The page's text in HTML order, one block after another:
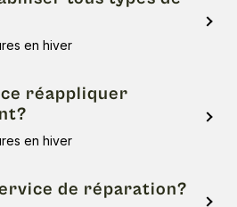
en hiver
réappliquer
en hiver
de réparation?